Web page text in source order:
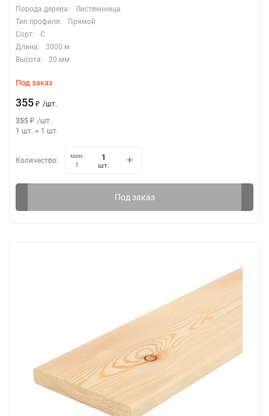
Порода дерева:
Лиственница
Тип профиля:
Прямой
Сорт:
С
Длина:
3000 м
Высота:
20 мм
Под заказ
355 ₽ /шт.
355 ₽ /шт.
1 шт. = 1 шт.
Количество:
мин.
1
шт.
Под заказ